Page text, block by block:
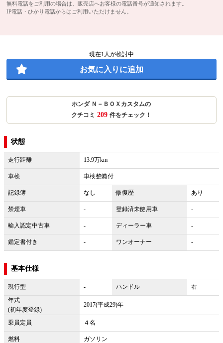
無料電話をご利用の場合は、販売店へお客様の電話番号が通知されます。
IP電話・ひかり電話からはご利用いただけません。
現在1人が検討中
お気に入りに追加
ホンダ Ｎ－ＢＯＸカスタムの
クチコミ 209 件をチェック！
状態
走行距離 13.9万km
車検 車検整備付
記録簿 なし 修復歴 あり
禁煙車 - 登録済未使用車 -
輸入認定中古車 - ディーラー車 -
鑑定書付き - ワンオーナー -
基本仕様
現行型 - ハンドル
右
年式
(初年度登録)
2017(平成29)年
乗員定員 ４名
燃料 ガソリン